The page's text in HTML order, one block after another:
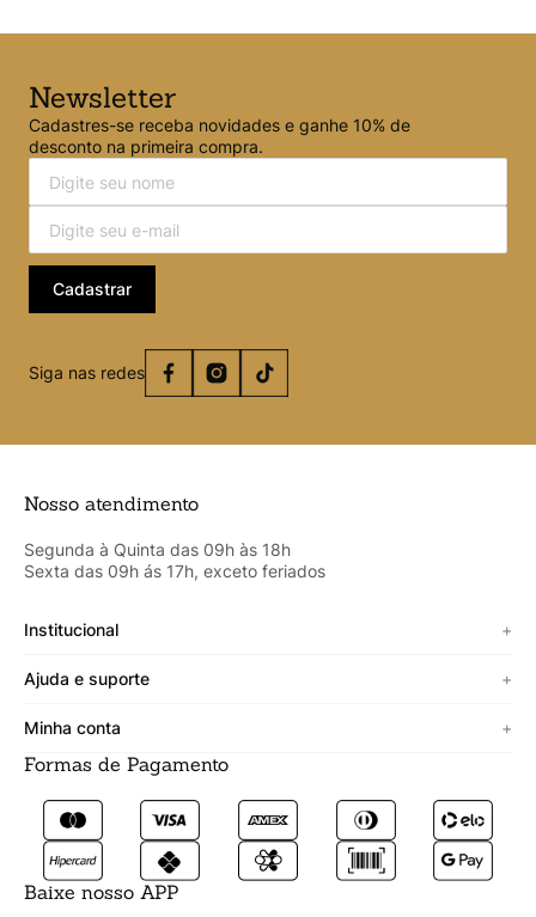
Newsletter
Cadastres-se receba novidades e ganhe 10% de
desconto na primeira compra.
Cadastrar
Siga nas redes
Nosso atendimento
Segunda à Quinta das 09h às 18h
Sexta das 09h ás 17h, exceto feriados
Institucional +
Sobre a Cicero
Fale conosco
Ajuda e suporte +
Termos de uso
Política de segurança
Prazos de entrega
Formas de pagamento
Minha conta +
Meus Dados
Meus Pedidos
Meus Favoritos
Formas de Pagamento
Baixe nosso APP